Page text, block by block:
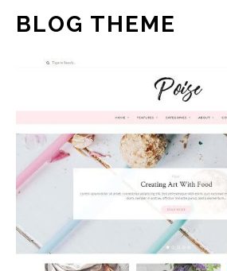
BLOG THEME